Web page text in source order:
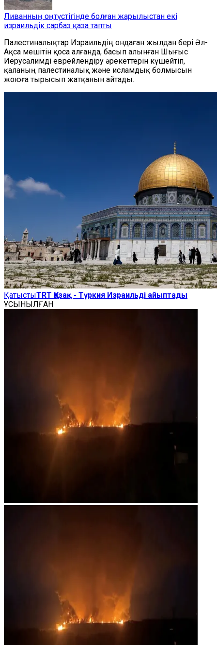
Ливанның оңтүстігінде болған жарылыстан екі
израильдік сарбаз қаза тапты
Палестиналықтар Израильдің ондаған жылдан бері Әл-
Ақса мешітін қоса алғанда, басып алынған Шығыс
Иерусалимді еврейлендіру әрекеттерін күшейтіп,
қаланың палестиналық және исламдық болмысын
жоюға тырысып жатқанын айтады.
ҚатыстыTRT Қазақ - Түркия Израильді айыптады
ҰСЫНЫЛҒАН